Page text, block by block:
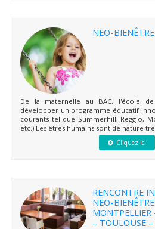
NEO-
De la maternelle au BAC, l'école
développer un programme éducatif
courants tel que Summerhill, Reggio,
etc.) Les êtres humains sont de nature
Cliquez ici
RENCONTRE
NEO-
MONTPELLIER
– TOULOUSE